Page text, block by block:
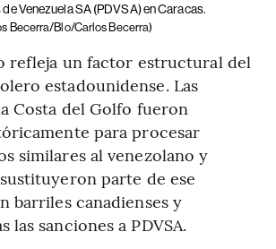
Venezuela SA (PDVSA) en Caracas.
Becerra/Blo/Carlos Becerra)
refleja un factor estructural del
estadounidense. Las
Costa del Golfo fueron
para procesar
similares al venezolano y
parte de ese
barriles canadienses y
las sanciones a PDVSA.